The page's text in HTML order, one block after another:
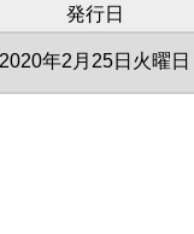
発行日
2020年2月25日火曜日